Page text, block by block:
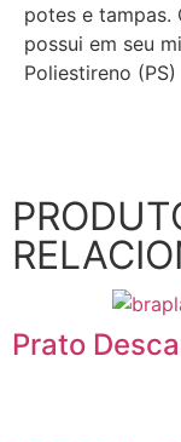
potes e tampas.
possui em seu
Poliestireno
Prato